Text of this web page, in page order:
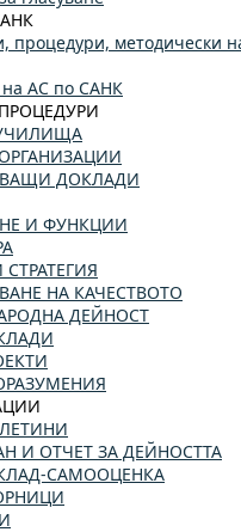
процедури, методически
АС по САНК
ДОКЛАДИ
И ФУНКЦИИ
НА КАЧЕСТВОТО
ДЕЙНОСТ
И ОТЧЕТ ЗА ДЕЙНОСТТА
САМООЦЕНКА